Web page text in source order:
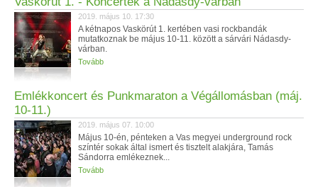
2019. május 10. 17:30
A kétnapos Vaskörút 1. kertében vasi rockbandák
mutatkoznak be május 10-11. között a sárvári Nádasdy-
várban.
Tovább
Emlékkoncert és Punkmaraton a Végállomásban (máj.
10-11.)
2019. május 07. 10:00
Május 10-én, pénteken a Vas megyei underground rock
színtér sokak által ismert és tisztelt alakjára, Tamás
Sándorra emlékeznek...
Tovább